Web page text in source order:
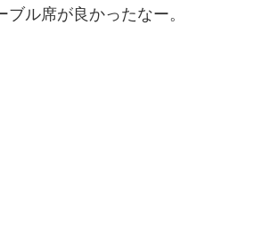
ル席が良かったなー。